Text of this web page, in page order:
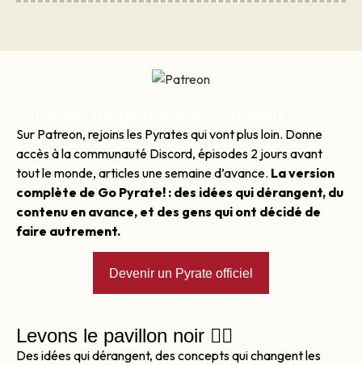
Sur Patreon, rejoins les Pyrates qui vont plus loin. Donne
accès à la communauté Discord, épisodes 2 jours avant
tout le monde, articles une semaine d’avance. La version
complète de Go Pyrate! : des idées qui dérangent, du
contenu en avance, et des gens qui ont décidé de
faire autrement.
Devenir un Pyrate officiel
Levons le pavillon noir 🏴‍☠️
Des idées qui dérangent, des concepts qui changent les